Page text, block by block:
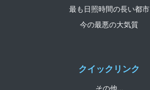
クイックリンク
その他...
最も日照時間の長い都市
今の最悪の大気質